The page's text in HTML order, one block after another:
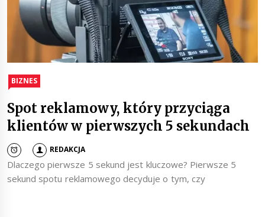
BIZNES
Spot reklamowy, który przyciąga
klientów w pierwszych 5 sekundach
REDAKCJA
Dlaczego pierwsze 5 sekund jest kluczowe? Pierwsze 5
sekund spotu reklamowego decyduje o tym, czy